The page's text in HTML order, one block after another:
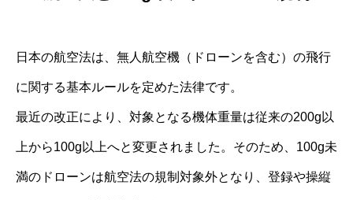
日本の航空法は、無人航空機（ドローンを含む）の飛行
に関する基本ルールを定めた法律です。
最近の改正により、対象となる機体重量は従来の200g以
上から100g以上へと変更されました。そのため、100g未
満のドローンは航空法の規制対象外となり、登録や操縦